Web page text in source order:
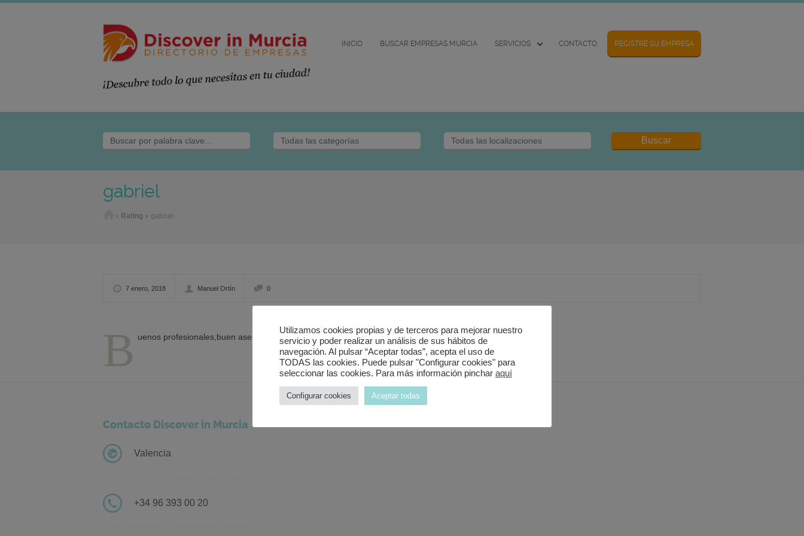
INICIO BUSCAR EMPRESAS MURCIA SERVICIOS CONTACTO REGISTRE SU EMPRESA
gabriel
Home
» Rating » gabriel
7 enero, 2018 Manuel Ortín 0
B uenos profesionales,buen asesoramiento y buen precio.
Contacto Discover in Murcia
Valencia
+34 96 393 00 20
Utilizamos cookies propias y de terceros para mejorar nuestro
servicio y poder realizar un análisis de sus hábitos de
navegación. Al pulsar “Aceptar todas”, acepta el uso de
TODAS las cookies. Puede pulsar "Configurar cookies" para
seleccionar las cookies. Para más información pinchar aquí
Configurar cookies Aceptar todas